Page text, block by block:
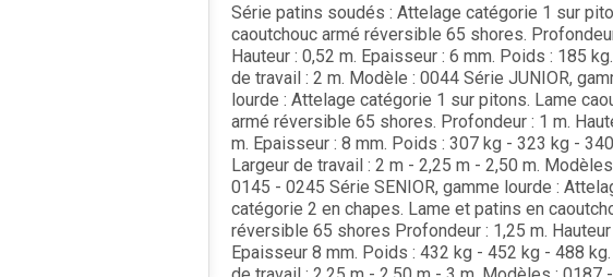
Série patins soudés : Attelage catégorie 1 sur
caoutchouc armé réversible 65 shores.
Hauteur : 0,52 m. Epaisseur : 6 mm. Poids : 185
de travail : 2 m. Modèle : 0044 Série JUNIOR,
lourde : Attelage catégorie 1 sur pitons. Lame
armé réversible 65 shores. Profondeur : 1 m.
m. Epaisseur : 8 mm. Poids : 307 kg - 323 kg -
Largeur de travail : 2 m - 2,25 m - 2,50 m.
0145 - 0245 Série SENIOR, gamme lourde :
catégorie 2 en chapes. Lame et patins en
réversible 65 shores Profondeur : 1,25 m. Hauteur
Epaisseur 8 mm. Poids : 432 kg - 452 kg - 488